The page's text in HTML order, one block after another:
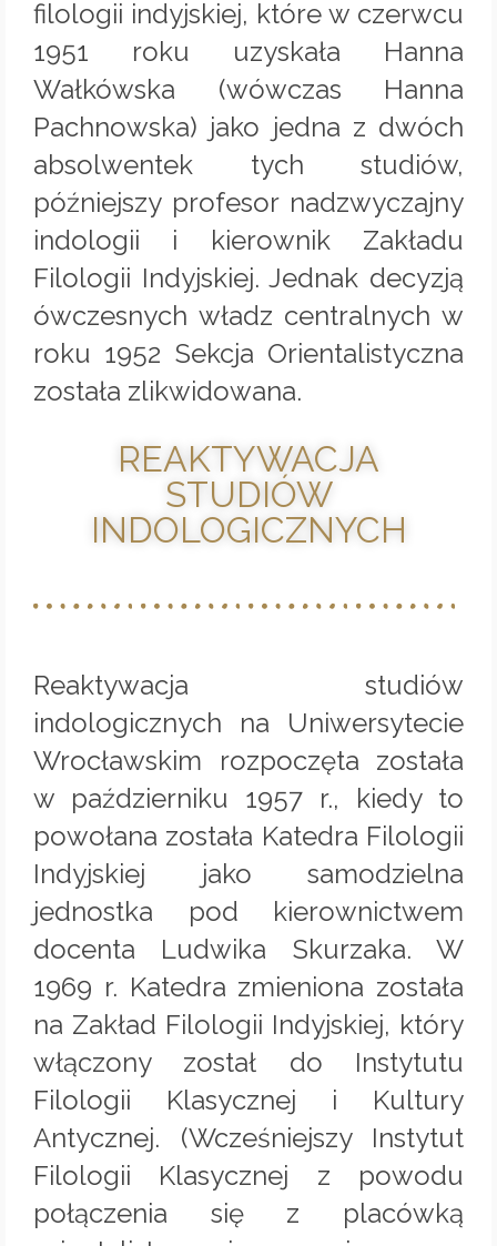
filologii indyjskiej, które w czerwcu
1951 roku uzyskała Hanna
Wałkówska (wówczas Hanna
Pachnowska) jako jedna z dwóch
absolwentek tych studiów,
późniejszy profesor nadzwyczajny
indologii i kierownik Zakładu
Filologii Indyjskiej. Jednak decyzją
ówczesnych władz centralnych w
roku 1952 Sekcja Orientalistyczna
została zlikwidowana.
REAKTYWACJA
STUDIÓW
INDOLOGICZNYCH
Reaktywacja studiów
indologicznych na Uniwersytecie
Wrocławskim rozpoczęta została
w październiku 1957 r., kiedy to
powołana została Katedra Filologii
Indyjskiej jako samodzielna
jednostka pod kierownictwem
docenta Ludwika Skurzaka. W
1969 r. Katedra zmieniona została
na Zakład Filologii Indyjskiej, który
włączony został do Instytutu
Filologii Klasycznej i Kultury
Antycznej. (Wcześniejszy Instytut
Filologii Klasycznej z powodu
połączenia się z placówką